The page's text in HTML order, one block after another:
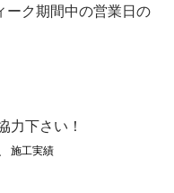
ク期間中の営業日の
力下さい！
施工実績